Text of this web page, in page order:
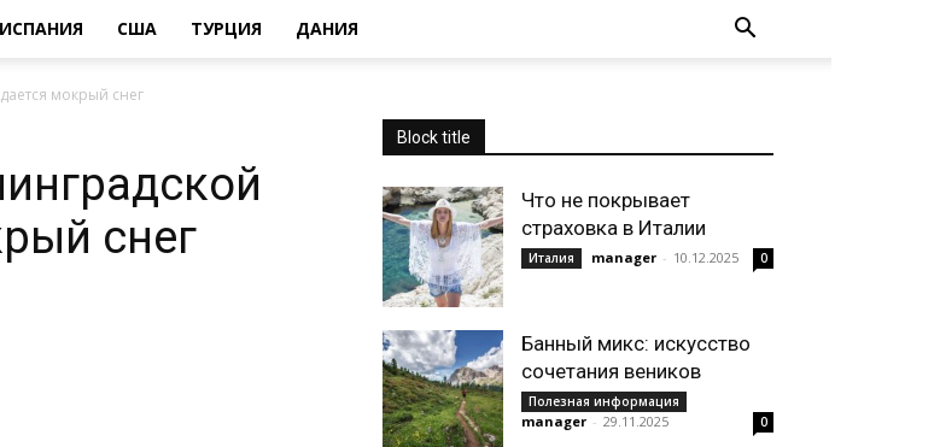
ИСПАНИЯ США ТУРЦИЯ ДАНИЯ
мокрый снег
снег
Block title
Что не покрывает
страховка в Италии
Италия manager - 10.12.2025 0
Банный микс: искусство
сочетания веников
Полезная информация
manager - 29.11.2025 0